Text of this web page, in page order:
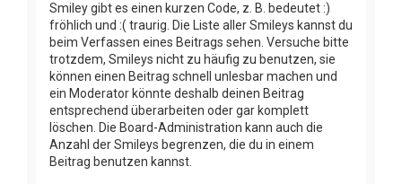
Smiley gibt es einen kurzen Code, z. B. bedeutet :)
fröhlich und :( traurig. Die Liste aller Smileys kannst du
beim Verfassen eines Beitrags sehen. Versuche bitte
trotzdem, Smileys nicht zu häufig zu benutzen, sie
können einen Beitrag schnell unlesbar machen und
ein Moderator könnte deshalb deinen Beitrag
entsprechend überarbeiten oder gar komplett
löschen. Die Board-Administration kann auch die
Anzahl der Smileys begrenzen, die du in einem
Beitrag benutzen kannst.